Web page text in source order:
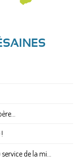
de la mi...